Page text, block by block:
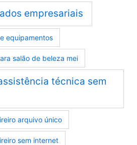
empresariais
equipamentos
salão de beleza mei
técnica sem
arquivo único
sem internet